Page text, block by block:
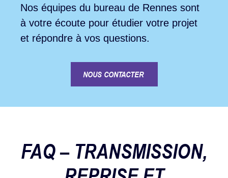
Nos équipes du bureau de Rennes sont
à votre écoute pour étudier votre projet
et répondre à vos questions.
NOUS CONTACTER
FAQ – TRANSMISSION,